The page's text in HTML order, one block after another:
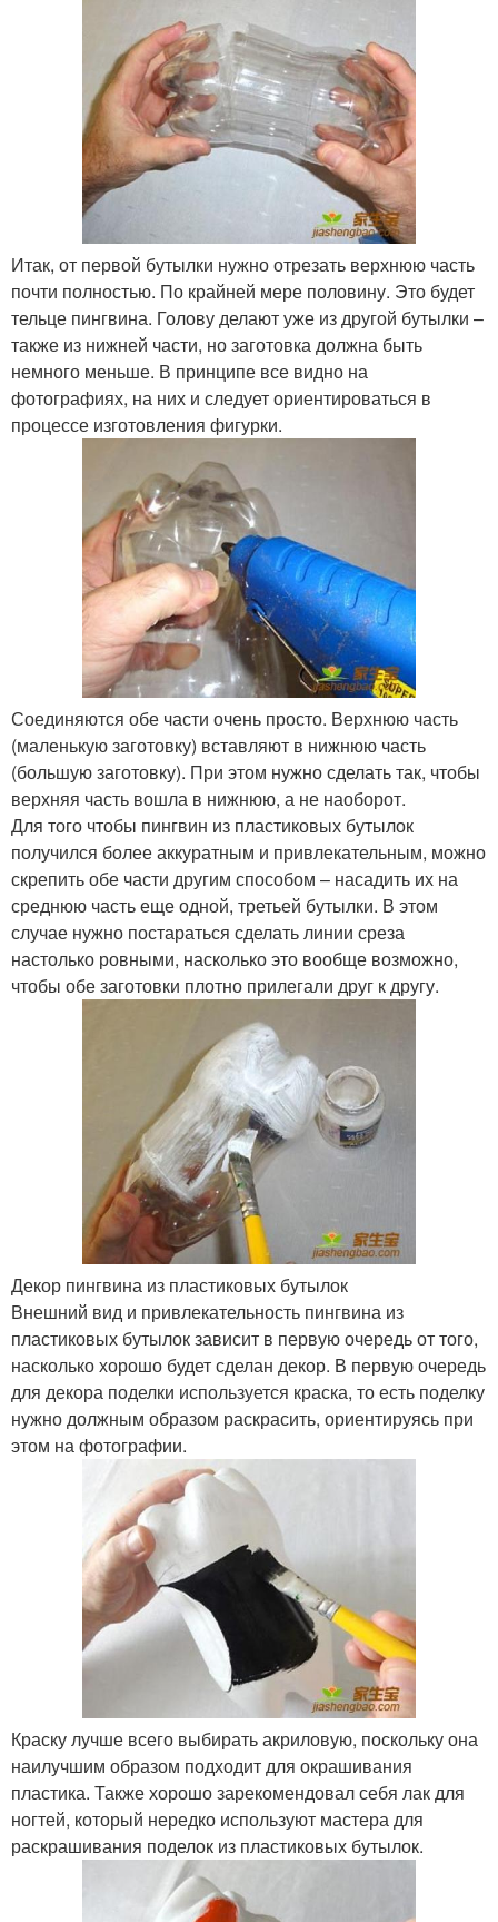
Итак, от первой бутылки нужно отрезать верхнюю часть
почти полностью. По крайней мере половину. Это будет
тельце пингвина. Голову делают уже из другой бутылки –
также из нижней части, но заготовка должна быть
немного меньше. В принципе все видно на
фотографиях, на них и следует ориентироваться в
процессе изготовления фигурки.
Соединяются обе части очень просто. Верхнюю часть
(маленькую заготовку) вставляют в нижнюю часть
(большую заготовку). При этом нужно сделать так, чтобы
верхняя часть вошла в нижнюю, а не наоборот.
Для того чтобы пингвин из пластиковых бутылок
получился более аккуратным и привлекательным, можно
скрепить обе части другим способом – насадить их на
среднюю часть еще одной, третьей бутылки. В этом
случае нужно постараться сделать линии среза
настолько ровными, насколько это вообще возможно,
чтобы обе заготовки плотно прилегали друг к другу.
Декор пингвина из пластиковых бутылок
Внешний вид и привлекательность пингвина из
пластиковых бутылок зависит в первую очередь от того,
насколько хорошо будет сделан декор. В первую очередь
для декора поделки используется краска, то есть поделку
нужно должным образом раскрасить, ориентируясь при
этом на фотографии.
Краску лучше всего выбирать акриловую, поскольку она
наилучшим образом подходит для окрашивания
пластика. Также хорошо зарекомендовал себя лак для
ногтей, который нередко используют мастера для
раскрашивания поделок из пластиковых бутылок.